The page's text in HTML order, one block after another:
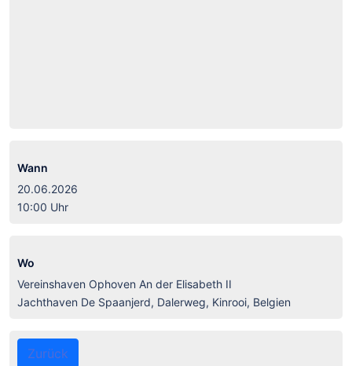
Wann
20.06.2026
10:00 Uhr
Wo
Vereinshaven Ophoven An der Elisabeth II
Jachthaven De Spaanjerd, Dalerweg, Kinrooi, Belgien
Zurück